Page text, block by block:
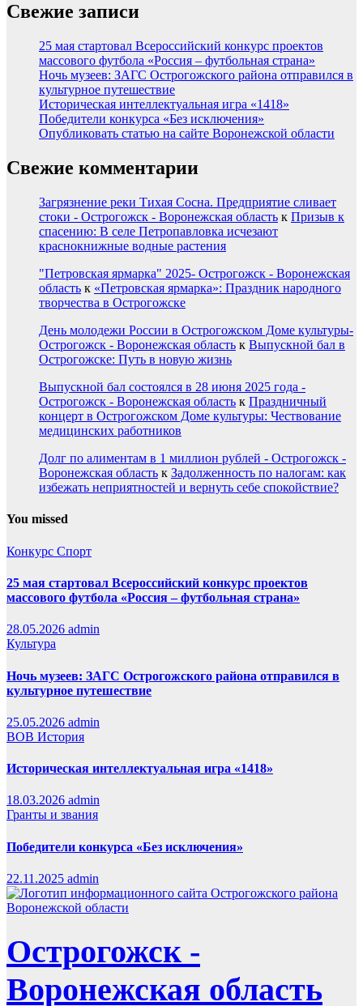
Свежие записи
25 мая стартовал Всероссийский конкурс проектов
массового футбола «Россия – футбольная страна»
Ночь музеев: ЗАГС Острогожского района отправился в
культурное путешествие
Историческая интеллектуальная игра «1418»
Победители конкурса «Без исключения»
Опубликовать статью на сайте Воронежской области
Свежие комментарии
Загрязнение реки Тихая Сосна. Предприятие сливает
стоки - Острогожск - Воронежская область к Призыв к
спасению: В селе Петропавловка исчезают
краснокнижные водные растения
"Петровская ярмарка" 2025- Острогожск - Воронежская
область к «Петровская ярмарка»: Праздник народного
творчества в Острогожске
День молодежи России в Острогожском Доме культуры-
Острогожск - Воронежская область к Выпускной бал в
Острогожске: Путь в новую жизнь
Выпускной бал состоялся в 28 июня 2025 года -
Острогожск - Воронежская область к Праздничный
концерт в Острогожском Доме культуры: Чествование
медицинских работников
Долг по алиментам в 1 миллион рублей - Острогожск -
Воронежская область к Задолженность по налогам: как
избежать неприятностей и вернуть себе спокойствие?
You missed
Конкурс Спорт
25 мая стартовал Всероссийский конкурс проектов
массового футбола «Россия – футбольная страна»
28.05.2026 admin
Культура
Ночь музеев: ЗАГС Острогожского района отправился в
культурное путешествие
25.05.2026 admin
ВОВ История
Историческая интеллектуальная игра «1418»
18.03.2026 admin
Гранты и звания
Победители конкурса «Без исключения»
22.11.2025 admin
Острогожск -
Воронежская область